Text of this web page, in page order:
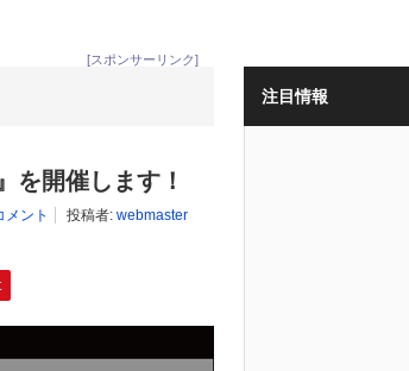
[スポンサーリンク]
を開催します！
メント 投稿者: webmaster
注目情報